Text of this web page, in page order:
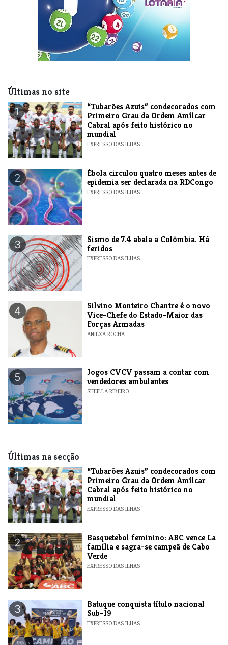
Últimas no site
1
“Tubarões Azuis” condecorados com
Primeiro Grau da Ordem Amílcar
Cabral após feito histórico no
mundial
EXPRESSO DAS ILHAS
2
Ébola circulou quatro meses antes de
epidemia ser declarada na RDCongo
EXPRESSO DAS ILHAS
3
Sismo de 7.4 abala a Colômbia. Há
feridos
EXPRESSO DAS ILHAS
4
Silvino Monteiro Chantre é o novo
Vice-Chefe do Estado-Maior das
Forças Armadas
ANILZA ROCHA
5
Jogos CVCV passam a contar com
vendedores ambulantes
SHEILLA RIBEIRO
Últimas na secção
1
“Tubarões Azuis” condecorados com
Primeiro Grau da Ordem Amílcar
Cabral após feito histórico no
mundial
EXPRESSO DAS ILHAS
2
Basquetebol feminino: ABC vence La
família e sagra-se campeã de Cabo
Verde
EXPRESSO DAS ILHAS
3
​Batuque conquista título nacional
Sub-19
EXPRESSO DAS ILHAS